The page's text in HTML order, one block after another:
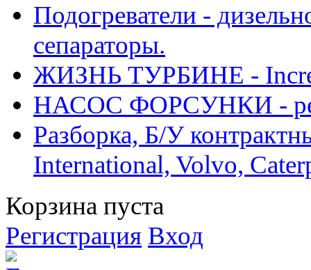
Подогреватели -
сепараторы.
ЖИЗНЬ ТУРБИНЕ -
НАСОС ФОРСУНКИ -
Разборка, Б/У
International, Volvo,
Корзина пуста
Регистрация Вход